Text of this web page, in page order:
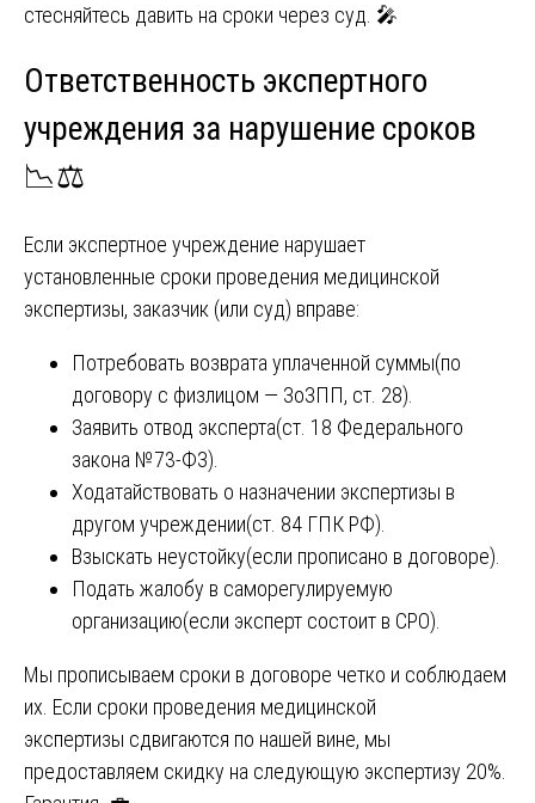
стесняйтесь давить на сроки через суд. 🎤
Ответственность экспертного
учреждения за нарушение сроков
📉⚖️
Если экспертное учреждение нарушает
установленные сроки проведения медицинской
экспертизы, заказчик (или суд) вправе:
Потребовать возврата уплаченной суммы(по
договору с физлицом — ЗоЗПП, ст. 28).
Заявить отвод эксперта(ст. 18 Федерального
закона №73-ФЗ).
Ходатайствовать о назначении экспертизы в
другом учреждении(ст. 84 ГПК РФ).
Взыскать неустойку(если прописано в договоре).
Подать жалобу в саморегулируемую
организацию(если эксперт состоит в СРО).
Мы прописываем сроки в договоре четко и соблюдаем
их. Если сроки проведения медицинской
экспертизы сдвигаются по нашей вине, мы
предоставляем скидку на следующую экспертизу 20%.